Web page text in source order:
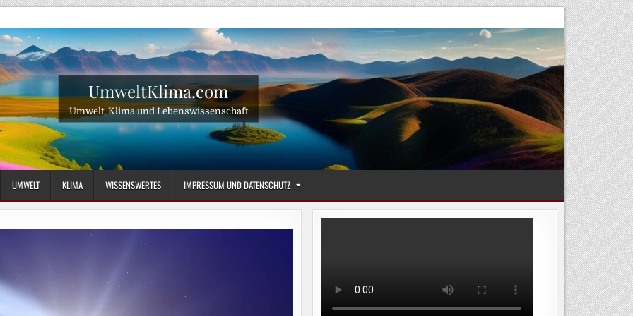
UmweltKlima.com
Umwelt, Klima und Lebenswissenschaft
UMWELT KLIMA WISSENSWERTES IMPRESSUM UND DATENSCHUTZ